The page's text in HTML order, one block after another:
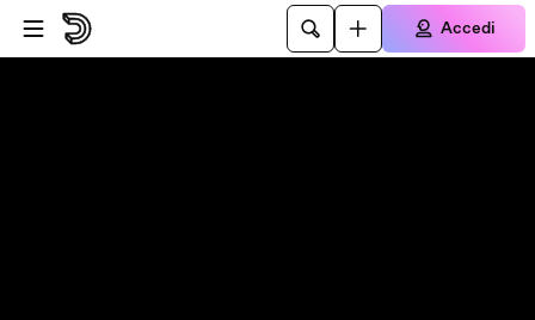
Vai al lettore
Passa al contenuto principale
Accedi